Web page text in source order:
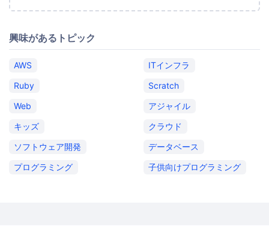
興味があるトピック
AWS
ITインフラ
Ruby
Scratch
Web
アジャイル
キッズ
クラウド
ソフトウェア開発
データベース
プログラミング
子供向けプログラミング